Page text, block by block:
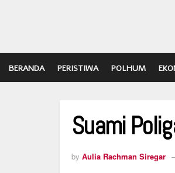
BERANDA PERISTIWA POLHUM
Suami
by Aulia Rachman Siregar